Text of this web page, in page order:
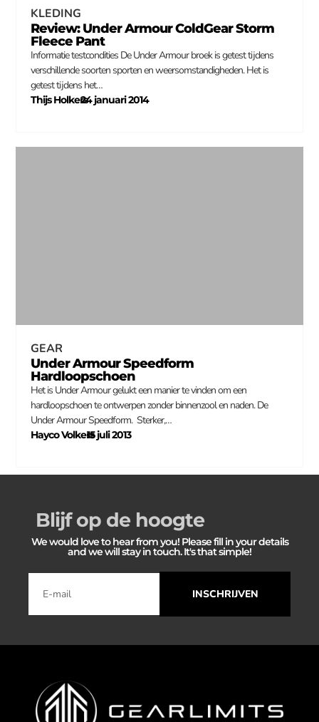
KLEDING
Review: Under Armour ColdGear Storm
Fleece Pant
Informatie testcondities De Under Armour broek is getest tijdens
verschillende soorten sporten en weersomstandigheden. Het is
getest tijdens het…
Thijs Holkers
–
24 januari 2014
GEAR
Under Armour Speedform
Hardloopschoen
Het is Under Armour gelukt een manier te vinden om een
hardloopschoen te ontwerpen zonder binnenzool en naden. De
Under Armour Speedform. Sterker,…
Hayco Volkers
–
15 juli 2013
Blijf op de hoogte
We would love to hear from you! Please fill in your details
and we will stay in touch. It's that simple!
INSCHRIJVEN